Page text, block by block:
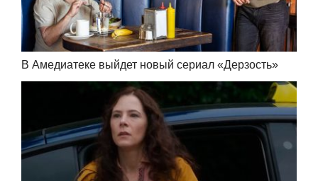
В Амедиатеке выйдет новый сериал «Дерзость»